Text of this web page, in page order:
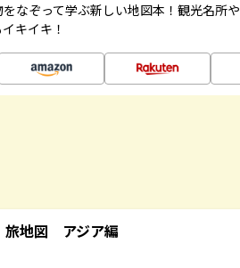
なぞって学ぶ新しい地図本！観光名所
キイキ！
地図 アジア編